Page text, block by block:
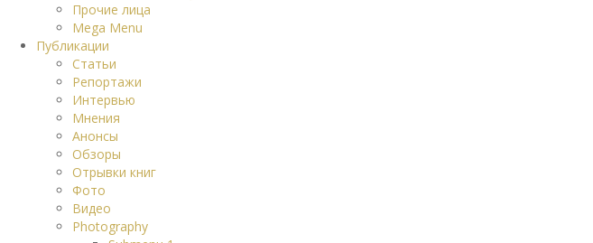
Прочие лица
Mega Menu
Публикации
Статьи
Репортажи
Интервью
Мнения
Анонсы
Обзоры
Отрывки книг
Фото
Видео
Photography